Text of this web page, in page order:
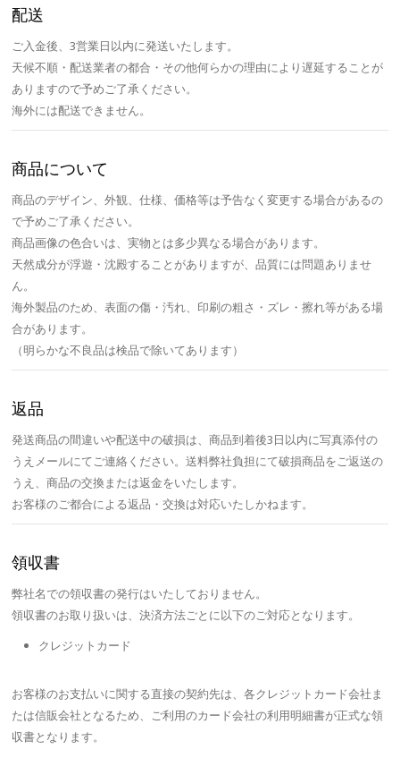
配送
ご入金後、3営業日以内に発送いたします。
天候不順・配送業者の都合・その他何らかの理由により遅延することが
ありますので予めご了承ください。
海外には配送できません。
商品について
商品のデザイン、外観、仕様、価格等は予告なく変更する場合があるの
で予めご了承ください。
商品画像の色合いは、実物とは多少異なる場合があります。
天然成分が浮遊・沈殿することがありますが、品質には問題ありませ
ん。
海外製品のため、表面の傷・汚れ、印刷の粗さ・ズレ・擦れ等がある場
合があります。
（明らかな不良品は検品で除いてあります）
返品
発送商品の間違いや配送中の破損は、商品到着後3日以内に写真添付の
うえメールにてご連絡ください。送料弊社負担にて破損商品をご返送の
うえ、商品の交換または返金をいたします。
お客様のご都合による返品・交換は対応いたしかねます。
領収書
弊社名での領収書の発行はいたしておりません。
領収書のお取り扱いは、決済方法ごとに以下のご対応となります。
クレジットカード
お客様のお支払いに関する直接の契約先は、各クレジットカード会社ま
たは信販会社となるため、ご利用のカード会社の利用明細書が正式な領
収書となります。